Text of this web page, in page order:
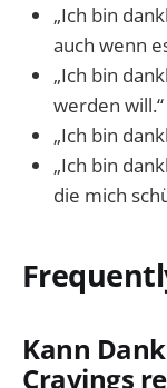
„Ich bin
auch wenn
„Ich bin
werden will.“
„Ich bin
„Ich bin
die mich
Kann
Cravings